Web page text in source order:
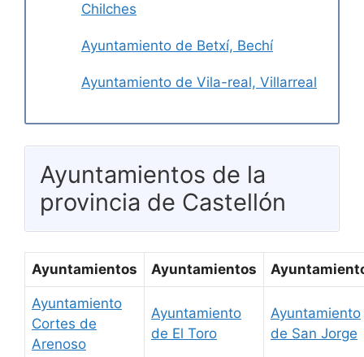
Chilches
Ayuntamiento de Betxí, Bechí
Ayuntamiento de Vila-real, Villarreal
Ayuntamientos de la
provincia de Castellón
Ayuntamientos Ayuntamientos
Ayuntamiento
Cortes de
Arenoso
Ayuntamiento
de El Toro
Ayuntamiento
de San Jorge